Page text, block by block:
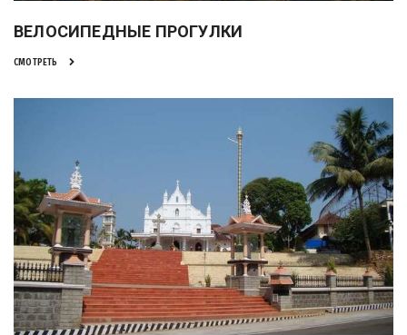
ВЕЛОСИПЕДНЫЕ ПРОГУЛКИ
СМОТРЕТЬ